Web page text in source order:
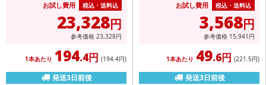
お試し費用 税込・送料込
23,328円
参考価格 23,328円
1本あたり 194.4円 (194.4円)
発送3日前後
お試し費用 税込・送料込
3,568円
参考価格 15,941 円
1本あたり 49.6円 (221 .5円)
発送3日前後